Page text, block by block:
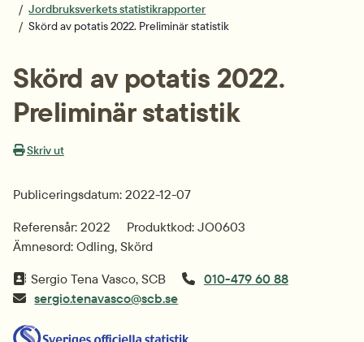
Jordbruksverkets statistikrapporter
Skörd av potatis 2022. Preliminär statistik
Skörd av potatis 2022.
Preliminär statistik
Skriv ut
Publiceringsdatum: 2022-12-07
Referensår: 2022
Produktkod: JO0603
Ämnesord: Odling, Skörd
Sergio Tena Vasco, SCB
010-479 60 88
sergio.tenavasco@scb.se